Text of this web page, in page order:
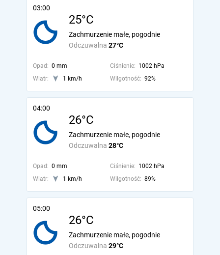
03:00
25°C
Odczuwalna 27°C
Zachmurzenie małe, pogodnie
Opad: 0 mm Ciśnienie: 1002 hPa
Wiatr:
1 km/h Wilgotność: 92%
04:00
26°C
Odczuwalna 28°C
Zachmurzenie małe, pogodnie
Opad: 0 mm Ciśnienie: 1002 hPa
Wiatr:
1 km/h Wilgotność: 89%
05:00
26°C
Odczuwalna 29°C
Zachmurzenie małe, pogodnie